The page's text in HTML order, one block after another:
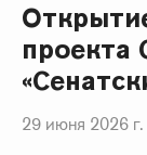
проекта
29 июня 2026 г.